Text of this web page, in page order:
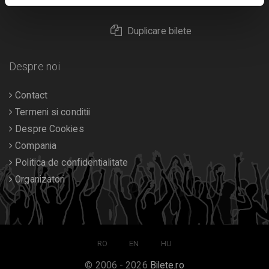
Duplicare bilete
Despre noi
Contact
Termeni si conditii
Despre Cookies
Compania
Politica de confidentialitate
Organizatori
RO EN HU
© 2006 - 2026 Bilete.ro